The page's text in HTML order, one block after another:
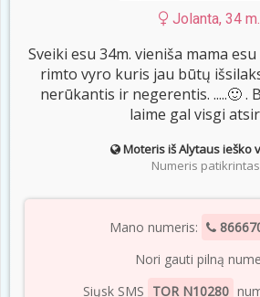
Jolanta, 34 m.
Sveiki esu 34m. vieniša mama
rimto vyro kuris jau būtų
nerūkantis ir negerentis. .....🙂 .
laime gal visgi
Moteris iš Alytaus ieško
Numeris patikrintas
Mano numeris:
Nori gauti pilną
Siųsk SMS TOR N10280